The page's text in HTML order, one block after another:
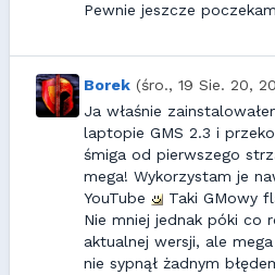
Pewnie jeszcze
Borek (śro., 19 Sie. 20,
Ja właśnie
laptopie GMS 2.3 i
śmiga od pierwszego
mega! Wykorzystam je
YouTube
Taki GMowy
Nie mniej jednak póki co
aktualnej wersji, ale
nie sypnął żadnym